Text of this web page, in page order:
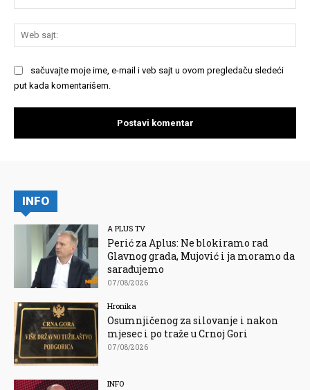
sačuvajte moje ime, e-mail i veb sajt u ovom pregledaču sledeći
put kada komentarišem.
INFO
A PLUS TV
Perić za Aplus: Ne blokiramo rad
Glavnog grada, Mujović i ja moramo da
sarađujemo
07/08/2026
Hronika
Osumnjičenog za silovanje i nakon
mjesec i po traže u Crnoj Gori
07/08/2026
INFO